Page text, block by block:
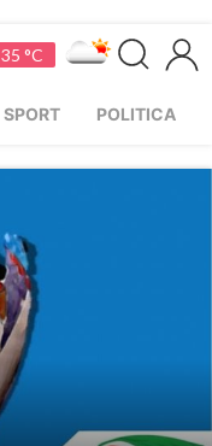
35 °C
SPORT POLITICA